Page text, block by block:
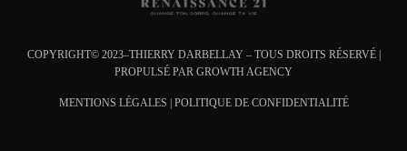
COPYRIGHT© 2023–THIERRY DARBELLAY – TOUS DROITS RÉSERVÉ |
PROPULSÉ PAR GROWTH AGENCY
MENTIONS LÉGALES POLITIQUE DE CONFIDENTIALITÉ